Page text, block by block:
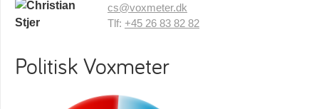
cs@voxmeter.dk
Tlf: +45 26 83 82 82
Politisk Voxmeter